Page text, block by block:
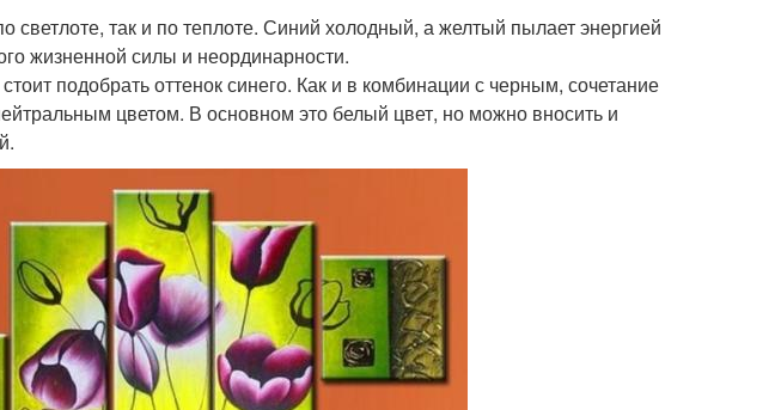
светлоте, так и по теплоте. Синий холодный, а желтый пылает энергией
жизненной силы и неординарности.
подобрать оттенок синего. Как и в комбинации с черным, сочетание
цветом. В основном это белый цвет, но можно вносить и